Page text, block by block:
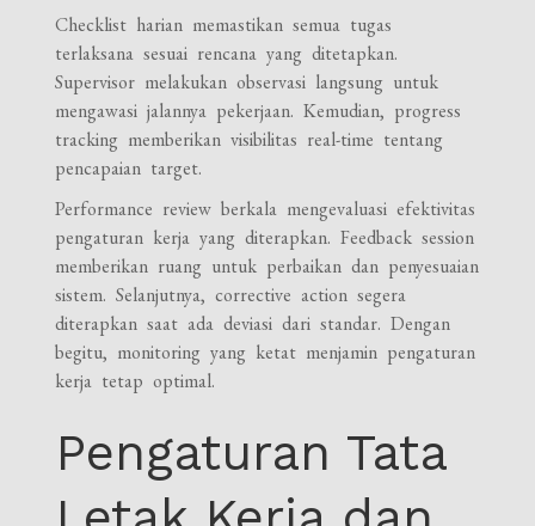
Checklist harian memastikan semua tugas
terlaksana sesuai rencana yang ditetapkan.
Supervisor melakukan observasi langsung untuk
mengawasi jalannya pekerjaan. Kemudian, progress
tracking memberikan visibilitas real-time tentang
pencapaian target.
Performance review berkala mengevaluasi efektivitas
pengaturan kerja yang diterapkan. Feedback session
memberikan ruang untuk perbaikan dan penyesuaian
sistem. Selanjutnya, corrective action segera
diterapkan saat ada deviasi dari standar. Dengan
begitu, monitoring yang ketat menjamin pengaturan
kerja tetap optimal.
Pengaturan Tata